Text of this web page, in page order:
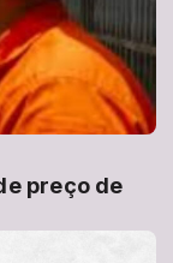
preço de